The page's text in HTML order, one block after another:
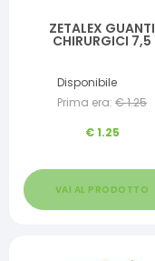
ZETALEX GUANTI
CHIRURGICI 7,5
Disponibile
Prima era: €1.25
€1.25
VAI AL PRODOTTO